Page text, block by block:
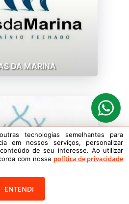
DA MARINA
tecnologias semelhantes para
em nossos serviços, personalizar
de seu interesse. Ao utilizar
com nossa política de privacidade
ENTENDI